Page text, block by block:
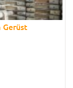
Gerüst